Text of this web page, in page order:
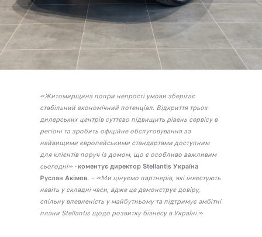
«Житомирщина попри непрості умови зберігає
стабільний економічний потенціал. Відкриття трьох
дилерських центрів суттєво підвищить рівень сервісу в
регіоні та зробить офіційне обслуговування за
найвищими європейськими стандартами доступним
для клієнтів поруч із домом, що є особливо важливим
сьогодні» -коментує директор Stellantis Україна
Руслан Акімов.– «Ми цінуємо партнерів, які інвестують
навіть у складні часи, адже це демонструє довіру,
спільну впевненість у майбутньому та підтримує амбітні
плани Stellantis щодо розвитку бізнесу в Україні.»